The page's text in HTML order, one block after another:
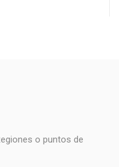
o puntos de